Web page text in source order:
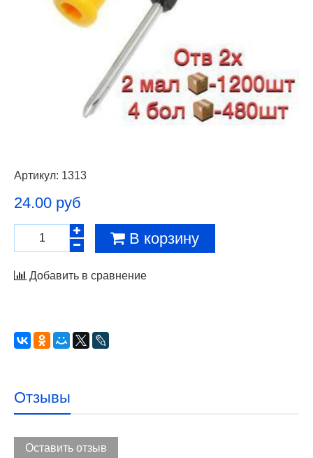
Артикул: 1313
24.00 руб
В корзину
Добавить в сравнение
Отзывы
Оставить отзыв